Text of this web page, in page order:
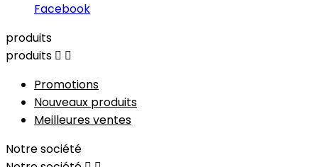
Facebook
produits
produits  
Promotions
Nouveaux produits
Meilleures ventes
Notre société